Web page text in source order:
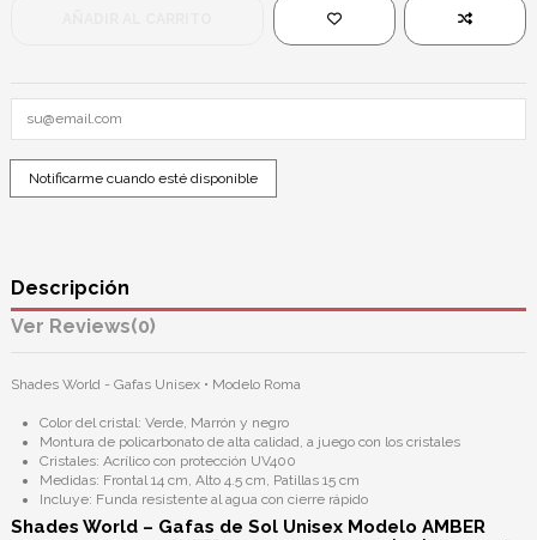
Descripción
Reviews(0)
Shades World - Gafas Unisex • Modelo Roma
Color del cristal: Verde, Marrón y negro
Montura de policarbonato de alta calidad, a juego con los cristales
Cristales: Acrílico con protección UV400
Medidas: Frontal 14 cm, Alto 4.5 cm, Patillas 15 cm
Incluye: Funda resistente al agua con cierre rápido
Shades World – Gafas de Sol Unisex Modelo AMBER